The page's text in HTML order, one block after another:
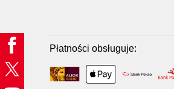
Płatności obsługuje: